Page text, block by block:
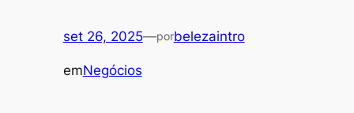
set 26, 2025—porbelezaintro
emNegócios